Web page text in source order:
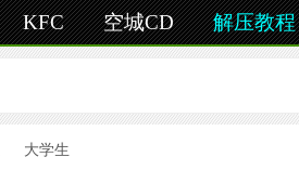
KFC 空城CD 解压教程
大学生